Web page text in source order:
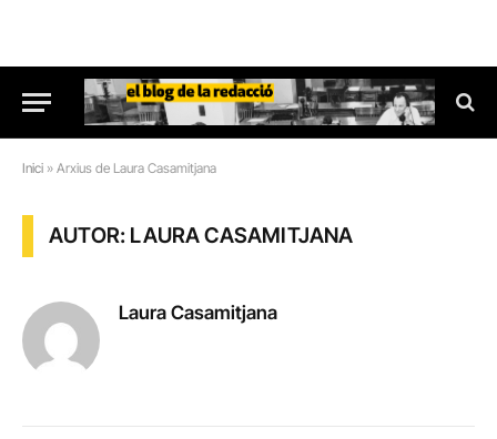
Inici » Arxius de Laura Casamitjana
AUTOR: LAURA CASAMITJANA
Laura Casamitjana